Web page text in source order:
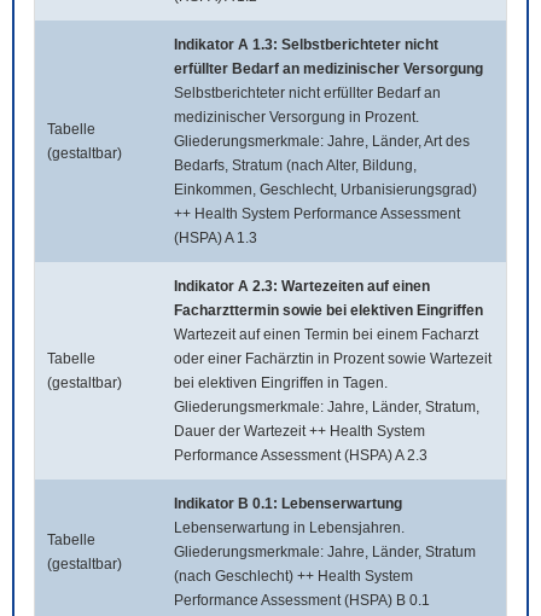
Tabelle
(gestaltbar)
Indikator A 1.3: Selbstberichteter nicht
erfüllter Bedarf an medizinischer Versorgung
Selbstberichteter nicht erfüllter Bedarf an
medizinischer Versorgung in Prozent.
Gliederungsmerkmale: Jahre, Länder, Art des
Bedarfs, Stratum (nach Alter, Bildung,
Einkommen, Geschlecht, Urbanisierungsgrad)
++ Health System Performance Assessment
(HSPA) A 1.3
Tabelle
(gestaltbar)
Indikator A 2.3: Wartezeiten auf einen
Facharzttermin sowie bei elektiven Eingriffen
Wartezeit auf einen Termin bei einem Facharzt
oder einer Fachärztin in Prozent sowie Wartezeit
bei elektiven Eingriffen in Tagen.
Gliederungsmerkmale: Jahre, Länder, Stratum,
Dauer der Wartezeit ++ Health System
Performance Assessment (HSPA) A 2.3
Tabelle
(gestaltbar)
Indikator B 0.1: Lebenserwartung
Lebenserwartung in Lebensjahren.
Gliederungsmerkmale: Jahre, Länder, Stratum
(nach Geschlecht) ++ Health System
Performance Assessment (HSPA) B 0.1